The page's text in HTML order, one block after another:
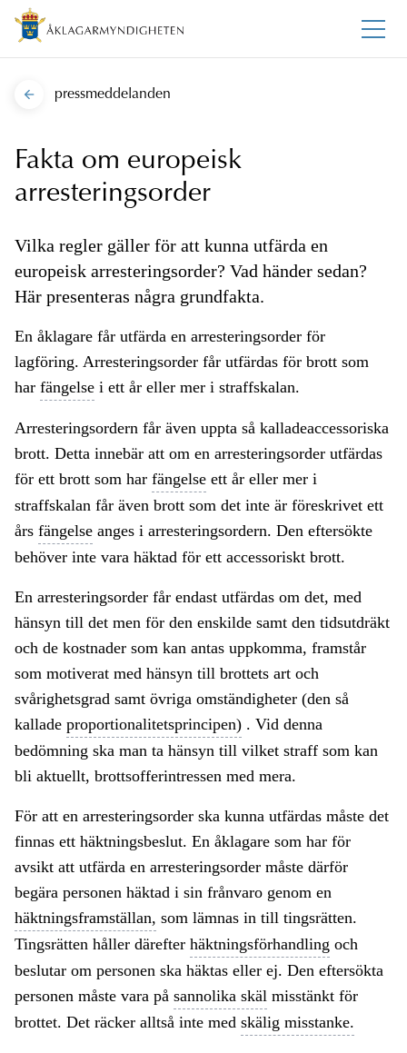
pressmeddelanden
Fakta om europeisk
arresteringsorder
Vilka regler gäller för att kunna utfärda en
europeisk arresteringsorder? Vad händer sedan?
Här presenteras några grundfakta.
En åklagare får utfärda en arresteringsorder för
lagföring. Arresteringsorder får utfärdas för brott som
har fängelse i ett år eller mer i straffskalan.
Arresteringsordern får även uppta så kalladeaccessoriska
brott. Detta innebär att om en arresteringsorder utfärdas
för ett brott som har fängelse ett år eller mer i
straffskalan får även brott som det inte är föreskrivet ett
års fängelse anges i arresteringsordern. Den eftersökte
behöver inte vara häktad för ett accessoriskt brott.
En arresteringsorder får endast utfärdas om det, med
hänsyn till det men för den enskilde samt den tidsutdräkt
och de kostnader som kan antas uppkomma, framstår
som motiverat med hänsyn till brottets art och
svårighetsgrad samt övriga omständigheter (den så
kallade proportionalitetsprincipen) . Vid denna
bedömning ska man ta hänsyn till vilket straff som kan
bli aktuellt, brottsofferintressen med mera.
För att en arresteringsorder ska kunna utfärdas måste det
finnas ett häktningsbeslut. En åklagare som har för
avsikt att utfärda en arresteringsorder måste därför
begära personen häktad i sin frånvaro genom en
häktningsframställan, som lämnas in till tingsrätten.
Tingsrätten håller därefter häktningsförhandling och
beslutar om personen ska häktas eller ej. Den eftersökta
personen måste vara på sannolika skäl misstänkt för
brottet. Det räcker alltså inte med skälig misstanke.